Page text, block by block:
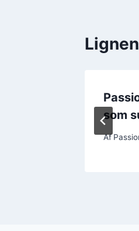
som
Af